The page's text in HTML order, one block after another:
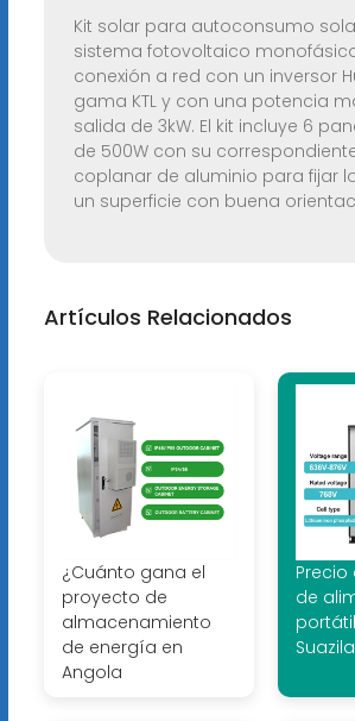
Kit solar para autoconsumo
sistema fotovoltaico
conexión a red con un inversor
gama KTL y con una potencia
salida de 3kW. El kit incluye 6
de 500W con su
coplanar de aluminio para fijar
un superficie con buena
Artículos Relacionados
¿Cuánto gana el
proyecto de
almacenamiento
de energía en
Angola
Precio
de